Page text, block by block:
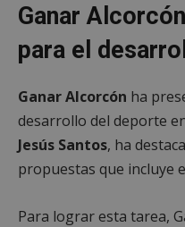
Ganar
para el
Ganar Alcorcón ha
desarrollo del deporte
Jesús Santos, ha
propuestas que incluye
Para lograr esta tarea,